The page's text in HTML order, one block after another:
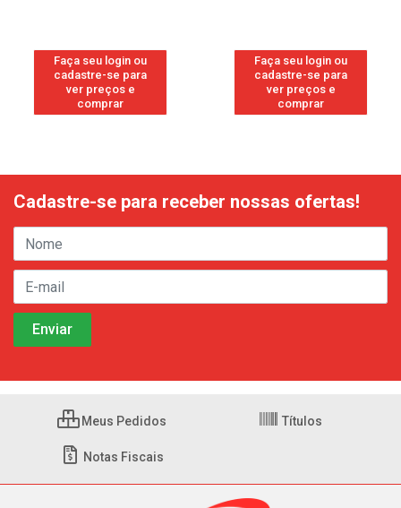
Faça seu login ou
cadastre-se para
ver preços e
comprar
Faça seu login ou
cadastre-se para
ver preços e
comprar
Cadastre-se para receber nossas ofertas!
Meus Pedidos Títulos
Notas Fiscais